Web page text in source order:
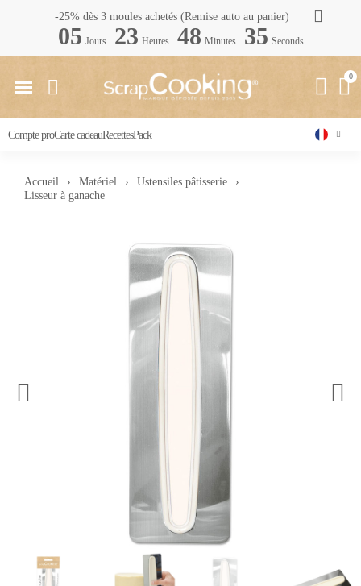
-25% dès 3 moules achetés (Remise auto au panier)
05 Jours 23 Heures 48 Minutes 34 Seconds
Compte proCarte cadeauRecettesPack
Accueil Matériel
Ustensiles pâtisserie
Lisseur à ganache